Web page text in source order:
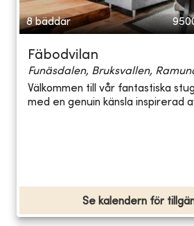
8 bäddar
Fäbodvilan
Funäsdalen, Bruksvallen,
Välkommen till vår fantastiska
med en genuin känsla inspirerad
Se kalendern för